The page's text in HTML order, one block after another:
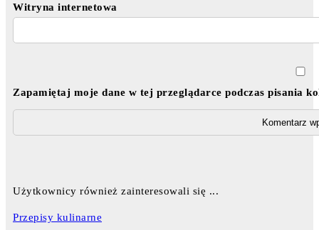
Witryna internetowa
Zapamiętaj moje dane w tej przeglądarce podczas pisania
Użytkownicy również zainteresowali się ...
Przepisy kulinarne